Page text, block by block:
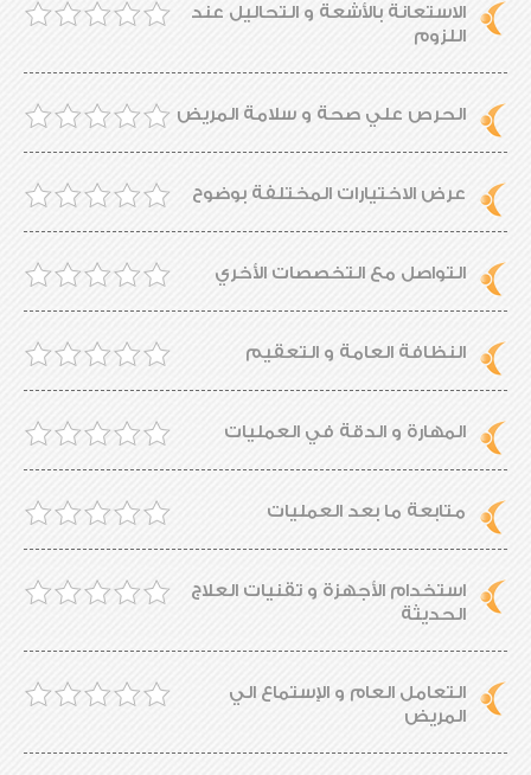
الاستعانة بالأشعة و التحاليل عند
اللزوم
الحرص علي صحة و سلامة المريض
عرض الاختيارات المختلفة بوضوح
التواصل مع التخصصات الأخري
النظافة العامة و التعقيم
المهارة و الدقة في العمليات
متابعة ما بعد العمليات
استخدام الأجهزة و تقنيات العلاج
الحديثة
التعامل العام و الإستماع الي
المريض